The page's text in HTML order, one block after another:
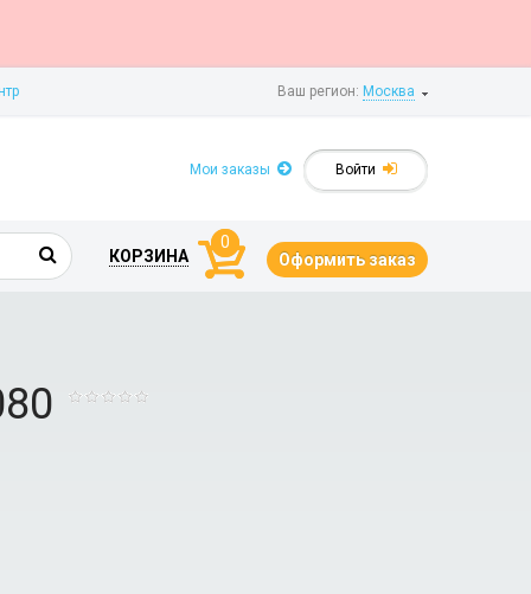
Ваш регион: Москва
Войти
Мои заказы
КОРЗИНА
0
Оформить заказ